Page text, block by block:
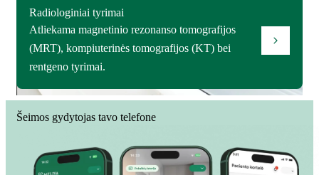
Radiologiniai tyrimai
Atliekama magnetinio rezonanso tomografijos
(MRT), kompiuterinės tomografijos (KT) bei
rentgeno tyrimai.
Šeimos gydytojas tavo telefone